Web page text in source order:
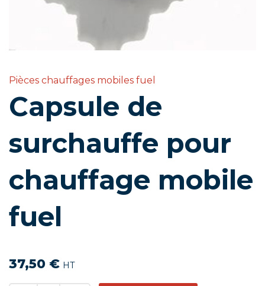
Pièces chauffages mobiles fuel
Capsule de
surchauffe pour
chauffage mobile
fuel
37,50 € HT